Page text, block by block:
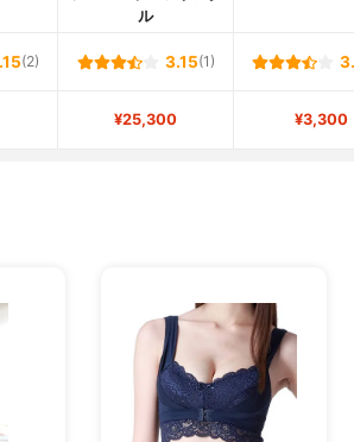
ル
(2) 3.15(1)
¥25,300 ¥3,300